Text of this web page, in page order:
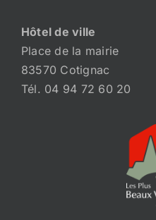
Hôtel de ville
Place de la mairie
83570 Cotignac
Tél. 04 94 72 60 20